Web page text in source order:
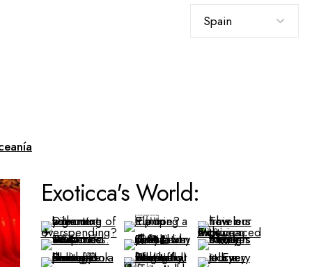
idioma
Exoticca's World: